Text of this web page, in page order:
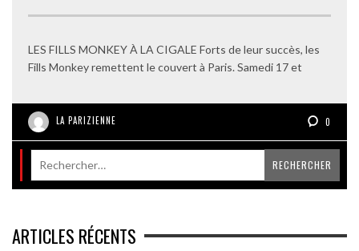
LES FILLS MONKEY À LA CIGALE Forts de leur succès, les
Fills Monkey remettent le couvert à Paris. Samedi 17 et
LA PARIZIENNE 0
ARTICLES RÉCENTS